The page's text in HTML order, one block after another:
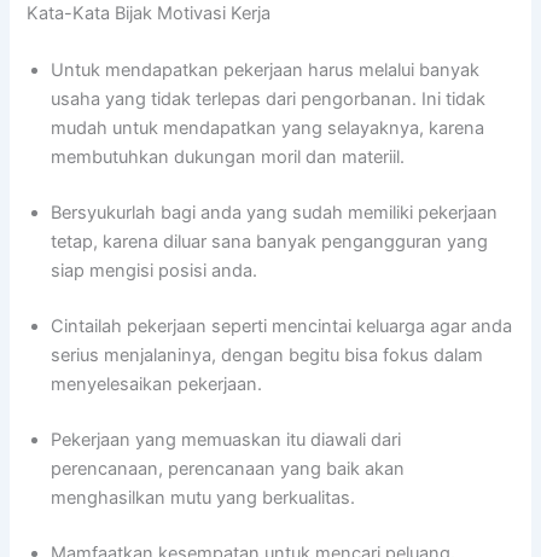
Kata-Kata Bijak Motivasi Kerja
Untuk mendapatkan pekerjaan harus melalui banyak
usaha yang tidak terlepas dari pengorbanan. Ini tidak
mudah untuk mendapatkan yang selayaknya, karena
membutuhkan dukungan moril dan materiil.
Bersyukurlah bagi anda yang sudah memiliki pekerjaan
tetap, karena diluar sana banyak pengangguran yang
siap mengisi posisi anda.
Cintailah pekerjaan seperti mencintai keluarga agar anda
serius menjalaninya, dengan begitu bisa fokus dalam
menyelesaikan pekerjaan.
Pekerjaan yang memuaskan itu diawali dari
perencanaan, perencanaan yang baik akan
menghasilkan mutu yang berkualitas.